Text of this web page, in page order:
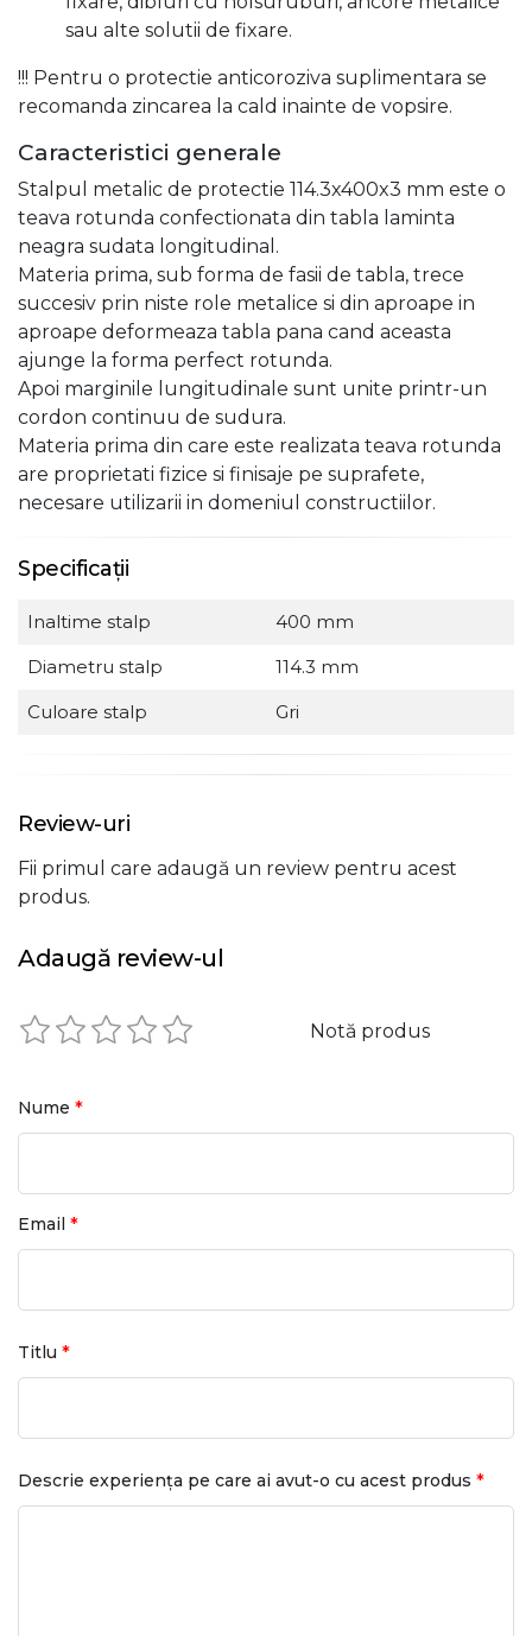
sau alte solutii de fixare.
!!! Pentru o protectie anticoroziva suplimentara se
recomanda zincarea la cald inainte de vopsire.
Caracteristici generale
Stalpul metalic de protectie 114.3x400x3 mm este o
teava rotunda confectionata din tabla laminta
neagra sudata longitudinal.
Materia prima, sub forma de fasii de tabla, trece
succesiv prin niste role metalice si din aproape in
aproape deformeaza tabla pana cand aceasta
ajunge la forma perfect rotunda.
Apoi marginile lungitudinale sunt unite printr-un
cordon continuu de sudura.
Materia prima din care este realizata teava rotunda
are proprietati fizice si finisaje pe suprafete,
necesare utilizarii in domeniul constructiilor.
Specificații
Inaltime stalp
400 mm
Diametru stalp
114.3 mm
Culoare stalp
Gri
Review-uri
Fii primul care adaugă un review pentru acest
produs.
Adaugă review-ul
Notă produs
Nume *
Email *
Titlu *
Descrie experiența pe care ai avut-o cu acest produs *